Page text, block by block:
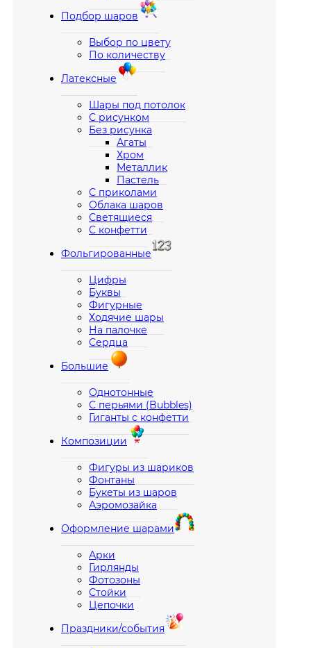
Подбор шаров
Выбор по цвету
По количеству
Латексные
Шары под потолок
С рисунком
Без рисунка
Агаты
Хром
Металлик
Пастель
С приколами
Облака шаров
Светящиеся
С конфетти
Фольгированные
Цифры
Буквы
Фигурные
Ходячие шары
На палочке
Сердца
Большие
Однотонные
С перьями (Bubbles)
Гиганты с конфетти
Композиции
Фигуры из шариков
Фонтаны
Букеты из шаров
Аэромозайка
Оформление шарами
Арки
Гирлянды
Фотозоны
Стойки
Цепочки
Праздники/события